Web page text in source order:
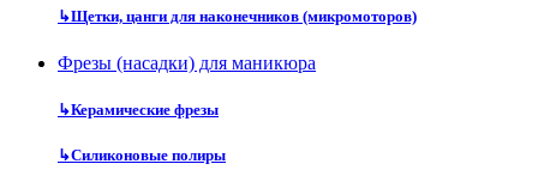
↳Щетки, цанги для наконечников (микромоторов)
Фрезы (насадки) для маникюра
↳Керамические фрезы
↳Силиконовые полиры